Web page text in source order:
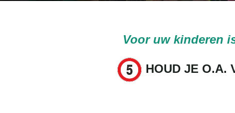
Voor uw kinderen
HOUD JE O.A.